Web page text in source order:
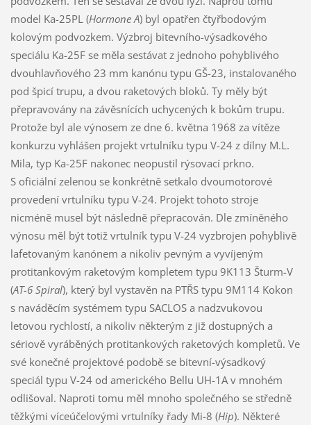
model Ka-25PL (Hormone A) byl opatřen čtyřbodovým
kolovým podvozkem. Výzbroj bitevního-výsadkového
speciálu Ka-25F se měla sestávat z jednoho pohyblivého
dvouhlavňového 23 mm kanónu typu GŠ-23, instalovaného
pod špicí trupu, a dvou raketových bloků. Ty měly být
přepravovány na závěsnících uchycených k bokům trupu.
Protože byl ale výnosem ze dne 6. května 1968 za vítěze
konkurzu vyhlášen projekt vrtulníku typu V-24 z dílny M.L.
Mila, typ Ka-25F nakonec neopustil rýsovací prkno.
S oficiální zelenou se konkrétně setkalo dvoumotorové
provedení vrtulníku typu V-24. Projekt tohoto stroje
nicméně musel být následně přepracován. Dle zmíněného
výnosu měl být totiž vrtulník typu V-24 vyzbrojen pohyblivě
lafetovaným kanónem a nikoliv pevným a vyvíjeným
protitankovým raketovým kompletem typu 9K113 Šturm-V
(AT-6 Spiral), který byl vystavěn na PTŘS typu 9M114 Kokon
s naváděcím systémem typu SACLOS a nadzvukovou
letovou rychlostí, a nikoliv některým z již dostupných a
sériově vyráběných protitankových raketových kompletů. Ve
své konečné projektové podobě se bitevní-výsadkový
speciál typu V-24 od amerického Bellu UH-1A v mnohém
odlišoval. Naproti tomu měl mnoho společného se středně
těžkými víceúčelovými vrtulníky řady Mi-8 (Hip). Některé